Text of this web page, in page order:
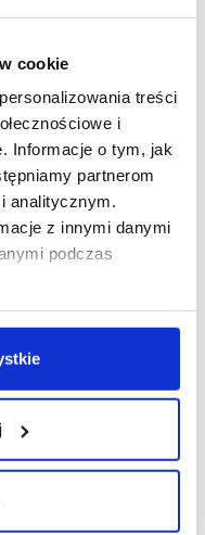
cookie
treści
i
Informacje o tym, jak
partnerom
analitycznym.
z innymi danymi
podczas